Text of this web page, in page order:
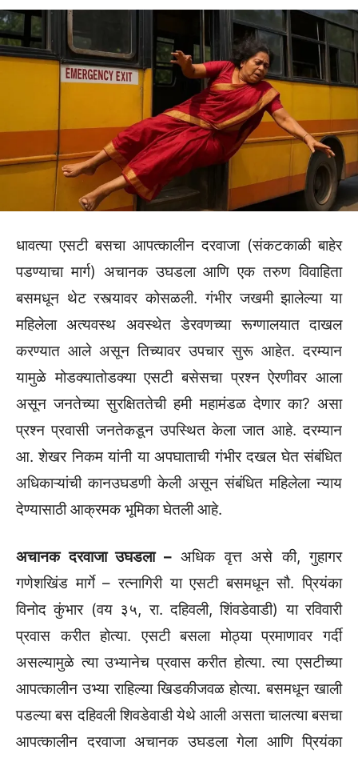
धावत्या एसटी बसचा आपत्कालीन दरवाजा (संकटकाळी बाहेर
पडण्याचा मार्ग) अचानक उघडला आणि एक तरुण विवाहिता
बसमधून थेट रस्त्यावर कोसळली. गंभीर जखमी झालेल्या या
महिलेला अत्यवस्थ अवस्थेत डेरवणच्या रूग्णालयात दाखल
करण्यात आले असून तिच्यावर उपचार सुरू आहेत. दरम्यान
यामुळे मोडक्यातोडक्या एसटी बसेसचा प्रश्न ऐरणीवर आला
असून जनतेच्या सुरक्षिततेची हमी महामंडळ देणार का? असा
प्रश्न प्रवासी जनतेकडून उपस्थित केला जात आहे. दरम्यान
आ. शेखर निकम यांनी या अपघाताची गंभीर दखल घेत संबंधित
अधिकाऱ्यांची कानउघडणी केली असून संबंधित महिलेला न्याय
देण्यासाठी आक्रमक भूमिका घेतली आहे.
अचानक दरवाजा उघडला –अधिक वृत्त असे की, गुहागर
गणेशखिंड मार्गे – रत्नागिरी या एसटी बसमधून सौ. प्रियंका
विनोद कुंभार (वय ३५, रा. दहिवली, शिंवडेवाडी) या रविवारी
प्रवास करीत होत्या. एसटी बसला मोठ्या प्रमाणावर गर्दी
असल्यामुळे त्या उभ्यानेच प्रवास करीत होत्या. त्या एसटीच्या
आपत्कालीन उभ्या राहिल्या खिडकीजवळ होत्या. बसमधून खाली
पडल्या बस दहिवली शिवडेवाडी येथे आली असता चालत्या बसचा
आपत्कालीन दरवाजा अचानक उघडला गेला आणि प्रियंका